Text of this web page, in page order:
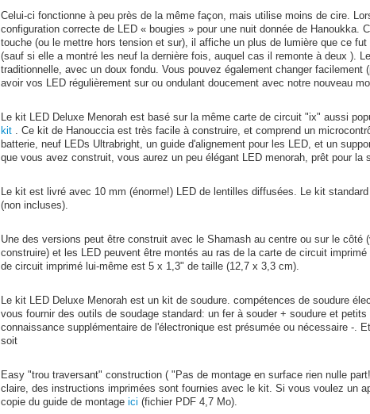
Celui-ci fonctionne à peu près de la même façon, mais utilise moins de cire.
configuration correcte de LED « bougies » pour une nuit donnée de Hanoukka.
touche (ou le mettre hors tension et sur), il affiche un plus de lumière que ce
(sauf si elle a montré les neuf la dernière fois, auquel cas il remonte à deux ).
traditionnelle, avec un doux fondu. Vous pouvez également changer facilement
avoir vos LED régulièrement sur ou ondulant doucement avec notre nouveau
Le kit LED Deluxe Menorah est basé sur la même carte de circuit "ix" aussi
kit
. Ce kit de Hanouccia est très facile à construire, et comprend un
batterie, neuf LEDs Ultrabright, un guide d'alignement pour les LED, et un
que vous avez construit, vous aurez un peu élégant LED menorah, prêt pour la
Le kit est livré avec 10 mm (énorme!) LED de lentilles diffusées. Le kit
(non incluses).
Une des versions peut être construit avec le Shamash au centre ou sur le côté
construire) et les LED peuvent être montés au ras de la carte de circuit
de circuit imprimé lui-même est 5 x 1,3" de taille (12,7 x 3,3 cm).
Le kit LED Deluxe Menorah est un kit de soudure. compétences de soudure
vous fournir des outils de soudage standard: un fer à souder + soudure et
connaissance supplémentaire de l'électronique est présumée ou nécessaire -.
soit
Easy "trou traversant" construction ( "Pas de montage en surface rien nulle
claire, des instructions imprimées sont fournies avec le kit. Si vous voulez un
copie du guide de montage ici (fichier PDF 4,7 Mo).